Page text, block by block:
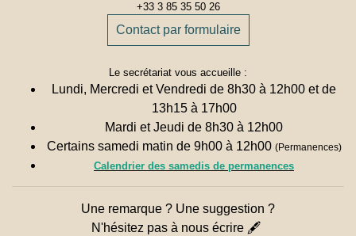
+33 3 85 35 50 26
Contact par formulaire
Le secrétariat vous accueille :
Lundi, Mercredi et Vendredi de 8h30 à 12h00 et de
13h15 à 17h00
Mardi et Jeudi de 8h30 à 12h00
Certains samedi matin de 9h00 à 12h00 (Permanences)
Calendrier des samedis de permanences
Une remarque ? Une suggestion ?
N'hésitez pas à nous écrire 🖋